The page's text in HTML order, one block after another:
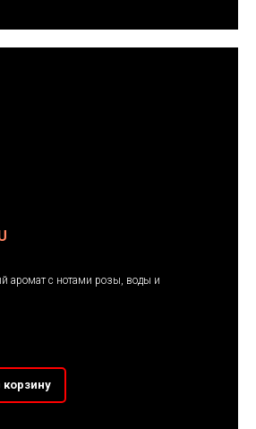
аромат с нотами розы, воды и